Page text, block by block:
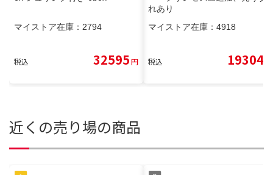
マイストア在庫： 2794
税込 32595円
れあり
マイストア在庫： 4918
税込 19304
近くの売り場の商品